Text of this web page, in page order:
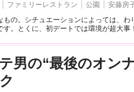
ファミリーレストラン 公園 安藤房
もの。シチュエーションによっては、わ
す。とくに、初デートでは環境が超大事
男の“最後のオン